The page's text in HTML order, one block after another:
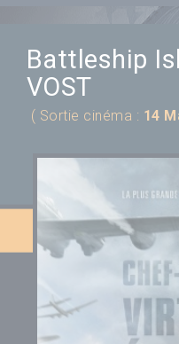
Battleship
VOST
( Sortie cinéma : 14